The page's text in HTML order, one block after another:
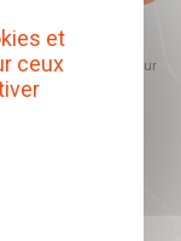
afin de mieux
les contenus
reste sans incidence sur
et
ceux